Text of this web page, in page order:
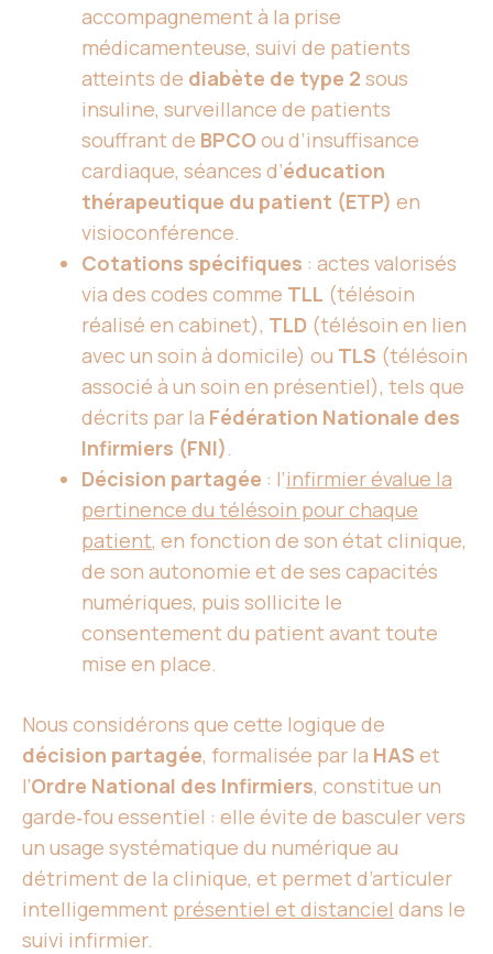
accompagnement à la prise
médicamenteuse, suivi de patients
atteints de diabète de type 2 sous
insuline, surveillance de patients
souffrant de BPCOou d’insuffisance
cardiaque, séances d’éducation
thérapeutique du patient (ETP) en
visioconférence.
Cotations spécifiques : actes valorisés
via des codes comme TLL (télésoin
réalisé en cabinet), TLD (télésoin en lien
avec un soin à domicile) ou TLS (télésoin
associé à un soin en présentiel), tels que
décrits par la Fédération Nationale des
Infirmiers (FNI).
Décision partagée : l’infirmier évalue la
pertinence du télésoin pour chaque
patient, en fonction de son état clinique,
de son autonomie et de ses capacités
numériques, puis sollicite le
consentement du patient avant toute
mise en place.
Nous considérons que cette logique de
décision partagée, formalisée par la HAS et
l’Ordre National des Infirmiers, constitue un
garde‑fou essentiel : elle évite de basculer vers
un usage systématique du numérique au
détriment de la clinique, et permet d’articuler
intelligemment présentiel et distanciel dans le
suivi infirmier.